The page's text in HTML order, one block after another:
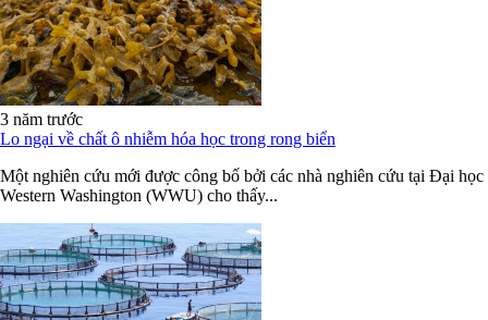
3 năm trước
Lo ngại về chất ô nhiễm hóa học trong rong biển
Một nghiên cứu mới được công bố bởi các nhà nghiên cứu tại Đại học
Western Washington (WWU) cho thấy...